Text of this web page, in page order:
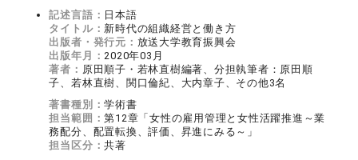
記述言語： 日本語
タイトル： 新時代の組織経営と働き方
出版者・発行元： 放送大学教育振興会
出版年月：2020年03月
著者： 原田順子・若林直樹編著、分担執筆者：原田順
子、若林直樹、関口倫紀、大内章子、その他3名
著書種別：学術書
担当範囲：第12章「女性の雇用管理と女性活躍推進～業
務配分、配置転換、評価、昇進にみる～」
担当区分：共著